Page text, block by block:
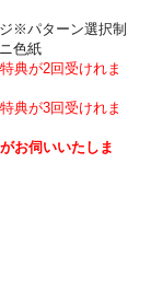
※パターン選択制
色紙
典が2回受けれま
典が3回受けれま
お伺いいたしま